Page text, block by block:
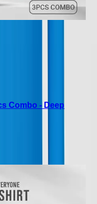
Combo - Deep